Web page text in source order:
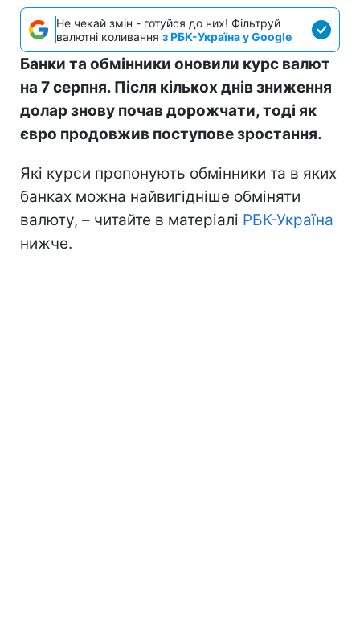
Не чекай змін - готуйся до них! Фільтруй
валютні коливання з РБК-Україна у Google
Банки та обмінники оновили курс валют
на 7 серпня. Після кількох днів зниження
долар знову почав дорожчати, тоді як
євро продовжив поступове зростання.
Які курси пропонують обмінники та в яких
банках можна найвигідніше обміняти
валюту, – читайте в матеріалі РБК-Україна
нижче.